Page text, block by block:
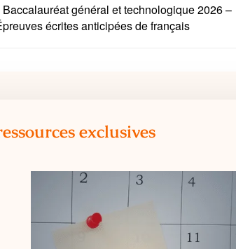
Baccalauréat général et technologique 2026 –
écrites anticipées de français
exclusives